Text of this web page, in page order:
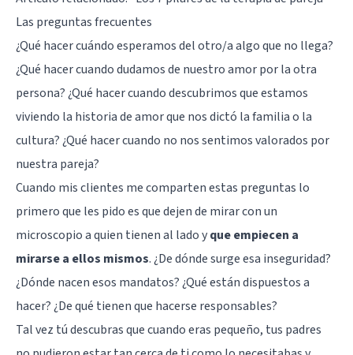
Las preguntas frecuentes
¿Qué hacer cuándo esperamos del otro/a algo que no llega?
¿Qué hacer cuando dudamos de nuestro amor por la otra
persona? ¿Qué hacer cuando descubrimos que estamos
viviendo la historia de amor que nos dictó la familia o la
cultura? ¿Qué hacer cuando no nos sentimos valorados por
nuestra pareja?
Cuando mis clientes me comparten estas preguntas lo
primero que les pido es que dejen de mirar con un
microscopio a quien tienen al lado yque empiecen a
mirarse a ellos mismos. ¿De dónde surge esa inseguridad?
¿Dónde nacen esos mandatos? ¿Qué están dispuestos a
hacer? ¿De qué tienen que hacerse responsables?
Tal vez tú descubras que cuando eras pequeño, tus padres